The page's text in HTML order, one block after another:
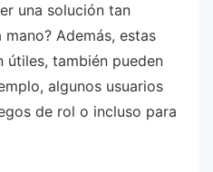
una solución tan
Además, estas
útiles, también pueden
algunos usuarios
de rol o incluso para